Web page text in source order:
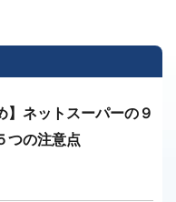
】ネットスーパーの９
つの注意点